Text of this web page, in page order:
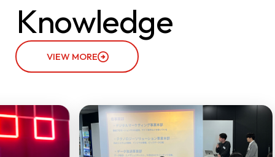
Knowledge
VIEW MORE